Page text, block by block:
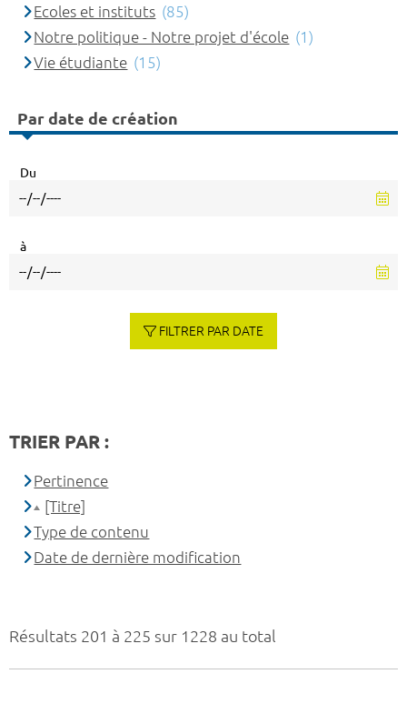
Résultats 201 à 225 sur 1228 au total
Ecoles et instituts (85)
Notre politique - Notre projet d'école (1)
Vie étudiante (15)
Par date de création
Du
à
FILTRER PAR DATE
TRIER PAR :
Pertinence
[Titre]
Type de contenu
Date de dernière modification